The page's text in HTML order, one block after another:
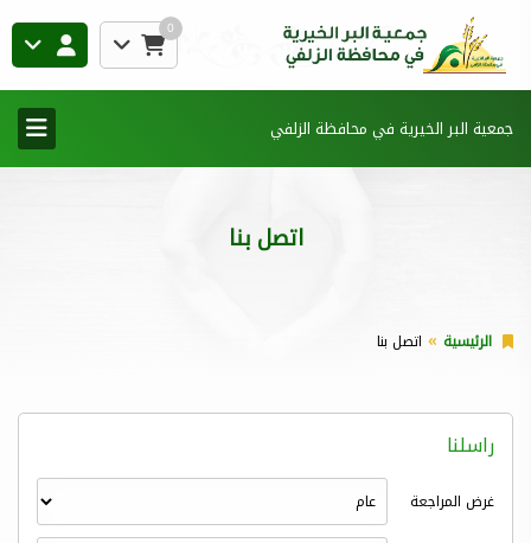
0
جمعية البر الخيرية في محافظة الزلفي
اتصل بنا
الرئيسية اتصل بنا
راسلنا
غرض المراجعة